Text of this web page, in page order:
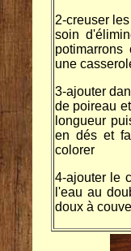
2-creuser
soin
une
3-ajouter
de poireau
longueur
en dés et
colorer
4-ajouter le
l'eau au
doux à